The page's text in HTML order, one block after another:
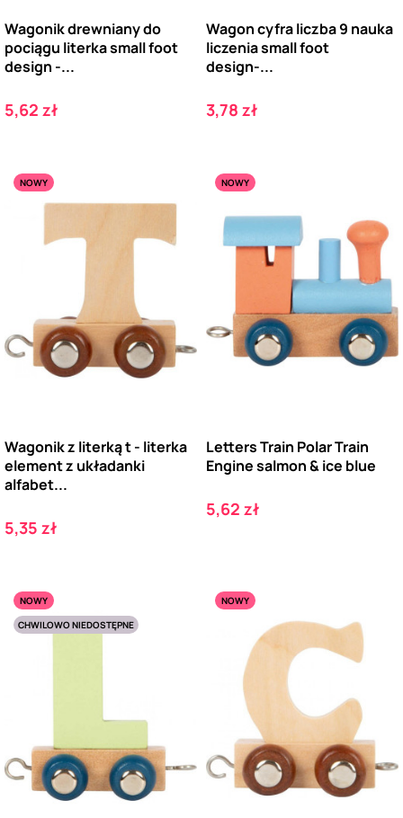
Wagonik drewniany do
pociągu literka small foot
design -...
Cena
5,62 zł
Wagon cyfra liczba 9 nauka
liczenia small foot
design-...
Cena
3,78 zł
NOWY
Wagonik z literką t - literka
element z układanki
alfabet...
Cena
5,35 zł
NOWY
Letters Train Polar Train
Engine salmon & ice blue
Cena
5,62 zł
NOWY
CHWILOWO NIEDOSTĘPNE
NOWY